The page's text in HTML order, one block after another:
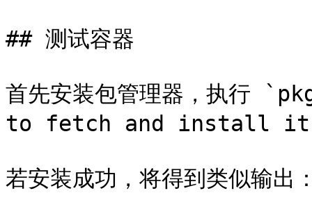
## 测试容器
首先安装包管理器，执行
to fetch and install it
若安装成功，将得到类似输出